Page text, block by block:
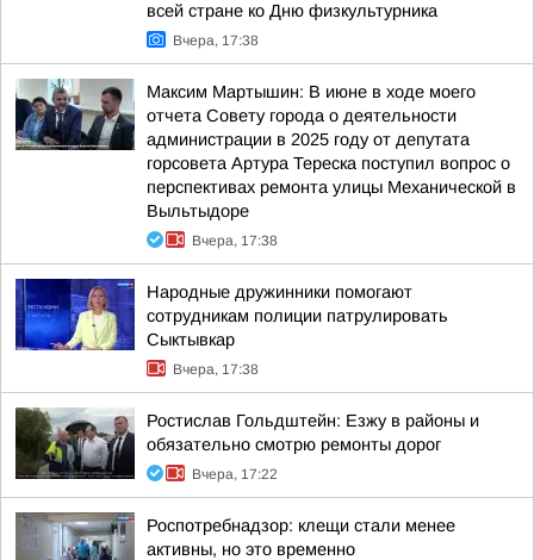
всей стране ко Дню физкультурника
Вчера, 17:38
Максим Мартышин: В июне в ходе моего
отчета Совету города о деятельности
администрации в 2025 году от депутата
горсовета Артура Тереска поступил вопрос о
перспективах ремонта улицы Механической в
Выльтыдоре
Вчера, 17:38
Народные дружинники помогают
сотрудникам полиции патрулировать
Сыктывкар
Вчера, 17:38
Ростислав Гольдштейн: Езжу в районы и
обязательно смотрю ремонты дорог
Вчера, 17:22
Роспотребнадзор: клещи стали менее
активны, но это временно